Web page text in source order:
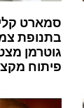
סמארט
בתנופת
גוטרמן
פיתוח